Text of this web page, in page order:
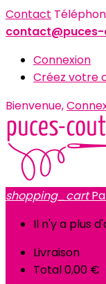
Contact
Connexion
Créez votre
Bienvenue,
shopping_cart
Il n'y a plus
Livraison
Total0,00 €